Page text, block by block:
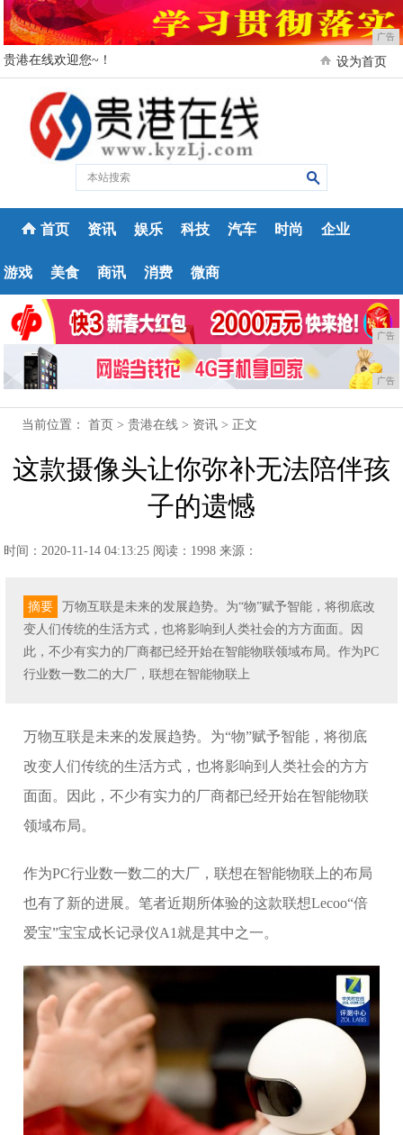
广告
贵港在线欢迎您~！ 设为首页
首页 资讯 娱乐 科技 汽车 时尚 企业
游戏 美食 商讯 消费 微商
广告
广告
当前位置：首页 >贵港在线 > 资讯 > 正文
这款摄像头让你弥补无法陪伴孩
子的遗憾
时间：2020-11-14 04:13:25 阅读：1998 来源：
摘要
万物互联是未来的发展趋势。为“物”赋予智能，将彻底改
变人们传统的生活方式，也将影响到人类社会的方方面面。因
此，不少有实力的厂商都已经开始在智能物联领域布局。作为PC
行业数一数二的大厂，联想在智能物联上
万物互联是未来的发展趋势。为“物”赋予智能，将彻底
改变人们传统的生活方式，也将影响到人类社会的方方
面面。因此，不少有实力的厂商都已经开始在智能物联
领域布局。
作为PC行业数一数二的大厂，联想在智能物联上的布局
也有了新的进展。笔者近期所体验的这款联想Lecoo“倍
爱宝”宝宝成长记录仪A1就是其中之一。